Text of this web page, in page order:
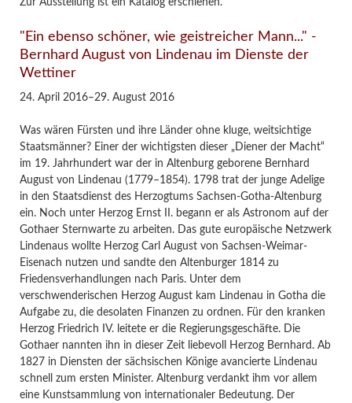
Zur Ausstellung ist ein Katalog erschienen.
"Ein ebenso schöner, wie geistreicher Mann..." -
Bernhard August von Lindenau im Dienste der
Wettiner
24. April 2016–29. August 2016
Was wären Fürsten und ihre Länder ohne kluge, weitsichtige
Staatsmänner? Einer der wichtigsten dieser „Diener der Macht“
im 19. Jahrhundert war der in Altenburg geborene Bernhard
August von Lindenau (1779–1854). 1798 trat der junge Adelige
in den Staatsdienst des Herzogtums Sachsen-Gotha-Altenburg
ein. Noch unter Herzog Ernst II. begann er als Astronom auf der
Gothaer Sternwarte zu arbeiten. Das gute europäische Netzwerk
Lindenaus wollte Herzog Carl August von Sachsen-Weimar-
Eisenach nutzen und sandte den Altenburger 1814 zu
Friedensverhandlungen nach Paris. Unter dem
verschwenderischen Herzog August kam Lindenau in Gotha die
Aufgabe zu, die desolaten Finanzen zu ordnen. Für den kranken
Herzog Friedrich IV. leitete er die Regierungsgeschäfte. Die
Gothaer nannten ihn in dieser Zeit liebevoll Herzog Bernhard. Ab
1827 in Diensten der sächsischen Könige avancierte Lindenau
schnell zum ersten Minister. Altenburg verdankt ihm vor allem
eine Kunstsammlung von internationaler Bedeutung. Der